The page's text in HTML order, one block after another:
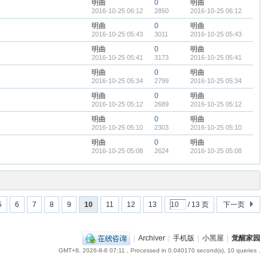
明曲
2016-10-25 06:12
0
2850
明曲
2016-10-25 06:12
明曲
2016-10-25 05:43
0
3011
明曲
2016-10-25 05:43
明曲
2016-10-25 05:41
0
3173
明曲
2016-10-25 05:41
明曲
2016-10-25 05:34
0
2799
明曲
2016-10-25 05:34
明曲
2016-10-25 05:12
0
2689
明曲
2016-10-25 05:12
明曲
2016-10-25 05:10
0
2303
明曲
2016-10-25 05:10
明曲
2016-10-25 05:08
0
2624
明曲
2016-10-25 05:08
6 7 8 9 10 11 12 13 / 13 页 下一页
| Archiver | 手机版 | 小黑屋 | 觉醒家园
GMT+8, 2026-8-8 07:11 , Processed in 0.040170 second(s), 10 queries .